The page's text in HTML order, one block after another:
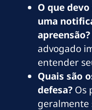
O que
uma
apreensão?
advogado
entender
Quais são
defesa? Os
geralmente